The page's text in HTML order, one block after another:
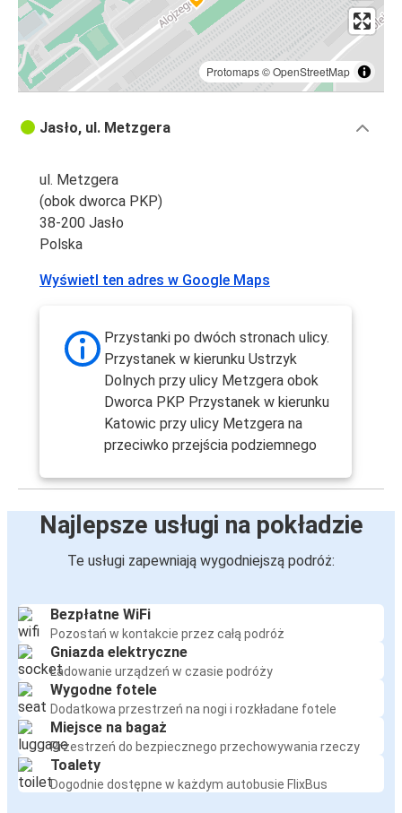
Protomaps©OpenStreetMap
Jasło, ul. Metzgera
ul. Metzgera
(obok dworca PKP)
38-200 Jasło
Polska
Wyświetl ten adres w Google Maps
Przystanki po dwóch stronach ulicy.
Przystanek w kierunku Ustrzyk
Dolnych przy ulicy Metzgera obok
Dworca PKP Przystanek w kierunku
Katowic przy ulicy Metzgera na
przeciwko przejścia podziemnego
Najlepsze usługi na pokładzie
Te usługi zapewniają wygodniejszą podróż:
Bezpłatne WiFi
Pozostań w kontakcie przez całą podróż
Gniazda elektryczne
Ładowanie urządzeń w czasie podróży
Wygodne fotele
Dodatkowa przestrzeń na nogi i rozkładane fotele
Miejsce na bagaż
Przestrzeń do bezpiecznego przechowywania rzeczy
Toalety
Dogodnie dostępne w każdym autobusie FlixBus